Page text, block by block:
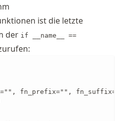
ist die letzte
der if __name__ ==
fn_prefix="",